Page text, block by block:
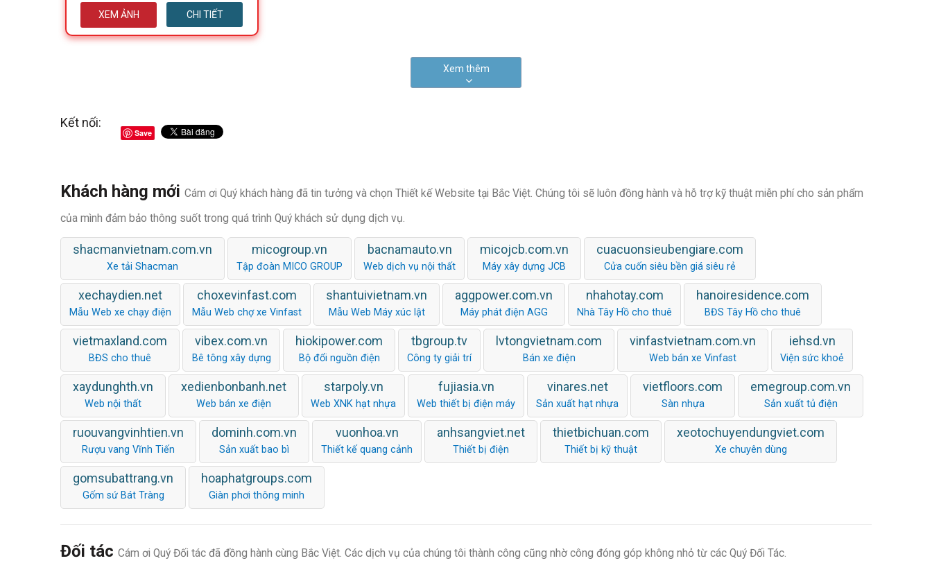
XEM ẢNH CHI TIẾT
Xem thêm
Kết nối:
Save
Khách hàng mới Cám ơi Quý khách hàng đã tin tưởng và chọn Thiết kế Website tại Bắc Việt. Chúng tôi sẽ luôn đồng hành và hỗ trợ kỹ thuật miễn phí cho sản phẩm
của mình đảm bảo thông suốt trong quá trình Quý khách sử dụng dịch vụ.
shacmanvietnam.com.vn
Xe tải Shacman
micogroup.vn
Tập đoàn MICO GROUP
bacnamauto.vn
Web dịch vụ nội thất
micojcb.com.vn
Máy xây dựng JCB
cuacuonsieubengiare.com
Cửa cuốn siêu bền giá siêu rẻ
xechaydien.net
Mẫu Web xe chạy điện
choxevinfast.com
Mẫu Web chợ xe Vinfast
shantuivietnam.vn
Mẫu Web Máy xúc lật
aggpower.com.vn
Máy phát điện AGG
nhahotay.com
Nhà Tây Hồ cho thuê
hanoiresidence.com
BĐS Tây Hồ cho thuê
vietmaxland.com
BĐS cho thuê
vibex.com.vn
Bê tông xây dựng
hiokipower.com
Bộ đổi nguồn điện
tbgroup.tv
Công ty giải trí
lvtongvietnam.com
Bán xe điện
vinfastvietnam.com.vn
Web bán xe Vinfast
iehsd.vn
Viện sức khoẻ
xaydunghth.vn
Web nội thất
xedienbonbanh.net
Web bán xe điện
starpoly.vn
Web XNK hạt nhựa
fujiasia.vn
Web thiết bị điện máy
vinares.net
Sản xuất hạt nhựa
vietfloors.com
Sàn nhựa
emegroup.com.vn
Sản xuất tủ điện
ruouvangvinhtien.vn
Rượu vang Vĩnh Tiến
dominh.com.vn
Sản xuất bao bì
vuonhoa.vn
Thiết kế quang cảnh
anhsangviet.net
Thiết bị điện
thietbichuan.com
Thiết bị kỹ thuật
xeotochuyendungviet.com
Xe chuyên dùng
gomsubattrang.vn
Gốm sứ Bát Tràng
hoaphatgroups.com
Giàn phơi thông minh
Đối tác Cám ơi Quý Đối tác đã đồng hành cùng Bắc Việt. Các dịch vụ của chúng tôi thành công cũng nhờ công đóng góp không nhỏ từ các Quý Đối Tác.